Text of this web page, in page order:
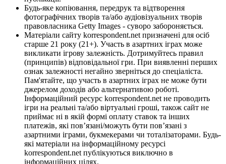
Будь-яке копіювання, передрук та відтворення
фотографічних творів та/або аудіовізуальних творів
правовласника Getty Images - суворо забороняється.
Матеріали сайту korrespondent.net призначені для осіб
старше 21 року (21+). Участь в азартних іграх може
викликати ігрову залежність. Дотримуйтесь правил
(принципів) відповідальної гри. При виявленні перших
ознак залежності негайно зверніться до спеціаліста.
Пам'ятайте, що участь в азартних іграх не може бути
джерелом доходів або альтернативою роботі.
Інформаційний ресурс korrespondent.net не проводить
ігри на реальні та/або віртуальні гроші, також сайт не
приймає ні в якій формі оплату ставок та інших
платежів, які пов’язані/можуть бути пов’язані з
азартними іграми, букмекерами чи тоталізаторами. Будь-
які матеріали на інформаційному ресурсі
korrespondent.net публікуються виключно в
інформаційних цілях.